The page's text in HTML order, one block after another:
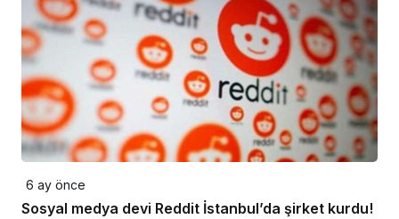
6 ay önce
Sosyal medya devi Reddit İstanbul’da şirket kurdu!